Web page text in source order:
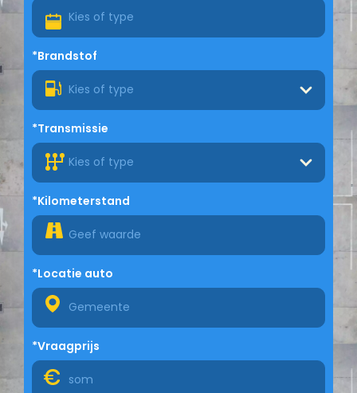
*Brandstof
Kies of type
*Transmissie
Kies of type
*Kilometerstand
*Locatie auto
*Vraagprijs